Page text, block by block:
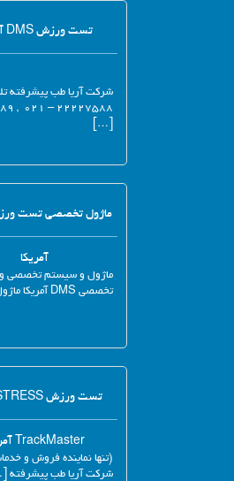
تست ورزش DMS آمریکا
شرکت آریا طب پیشرفته
[…]
آمریکا
ماژول و سیستم تخصصی و
تخصصی DMS آمریکا ماژول […]
TrackMaster آمریکا
(تنها نماینده فروش و
شرکت آریا طب پیشرفته